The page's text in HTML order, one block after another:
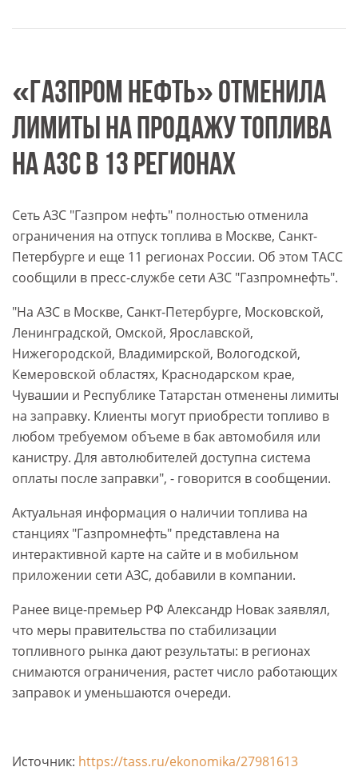
«ГАЗПРОМ НЕФТЬ» ОТМЕНИЛА
ЛИМИТЫ НА ПРОДАЖУ ТОПЛИВА
НА АЗС В 13 РЕГИОНАХ
Сеть АЗС "Газпром нефть" полностью отменила
ограничения на отпуск топлива в Москве, Санкт-
Петербурге и еще 11 регионах России. Об этом ТАСС
сообщили в пресс-службе сети АЗС "Газпромнефть".
"На АЗС в Москве, Санкт-Петербурге, Московской,
Ленинградской, Омской, Ярославской,
Нижегородской, Владимирской, Вологодской,
Кемеровской областях, Краснодарском крае,
Чувашии и Республике Татарстан отменены лимиты
на заправку. Клиенты могут приобрести топливо в
любом требуемом объеме в бак автомобиля или
канистру. Для автолюбителей доступна система
оплаты после заправки", - говорится в сообщении.
Актуальная информация о наличии топлива на
станциях "Газпромнефть" представлена на
интерактивной карте на сайте и в мобильном
приложении сети АЗС, добавили в компании.
Ранее вице-премьер РФ Александр Новак заявлял,
что меры правительства по стабилизации
топливного рынка дают результаты: в регионах
снимаются ограничения, растет число работающих
заправок и уменьшаются очереди.
Источник: https://tass.ru/ekonomika/27981613